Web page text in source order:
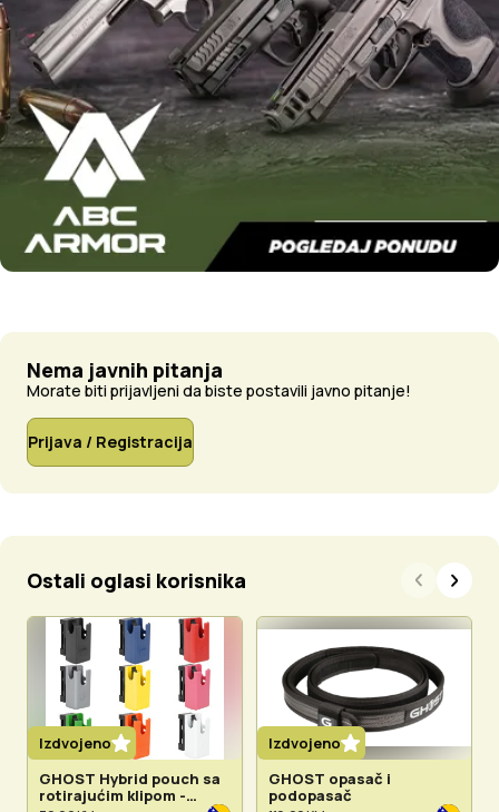
Nema javnih pitanja
Morate biti prijavljeni da biste postavili javno pitanje!
Prijava / Registracija
Ostali oglasi korisnika
Izdvojeno
GHOST Hybrid pouch sa
rotirajućim klipom -
Izdvojeno
GHOST opasač i
podopasač